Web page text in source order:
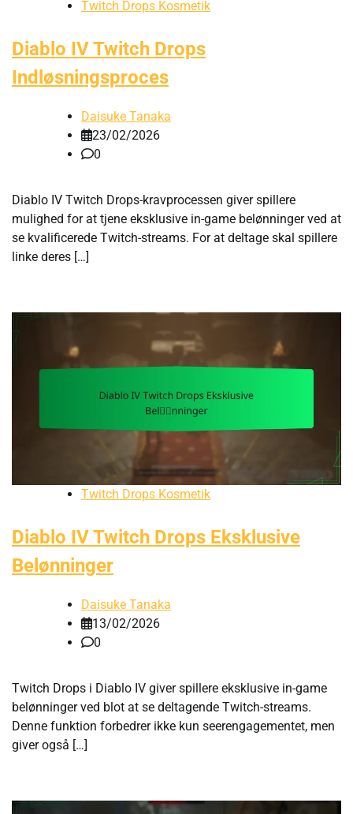
Twitch Drops Kosmetik
Diablo IV Twitch Drops
Indløsningsproces
Daisuke Tanaka
23/02/2026
0
Diablo IV Twitch Drops-kravprocessen giver spillere
mulighed for at tjene eksklusive in-game belønninger ved at
se kvalificerede Twitch-streams. For at deltage skal spillere
linke deres […]
Twitch Drops Kosmetik
Diablo IV Twitch Drops Eksklusive
Belønninger
Daisuke Tanaka
13/02/2026
0
Twitch Drops i Diablo IV giver spillere eksklusive in-game
belønninger ved blot at se deltagende Twitch-streams.
Denne funktion forbedrer ikke kun seerengagementet, men
giver også […]